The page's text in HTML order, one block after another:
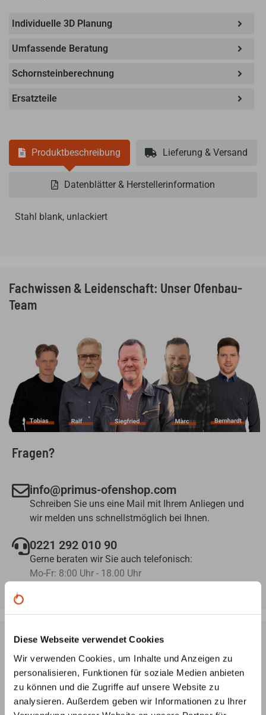
Diese Webseite verwendet Cookies
Wir verwenden Cookies, um Inhalte und Anzeigen zu
personalisieren, Funktionen für soziale Medien anbieten
zu können und die Zugriffe auf unsere Website zu
analysieren. Außerdem geben wir Informationen zu Ihrer
Individuelle 3D Planung
Umfassende Beratung
Schornsteinberechnung
Ersatzteile
Produktbeschreibung Lieferung & Versand
Datenblätter & Herstellerinformation
Stahl blank, unlackiert
Fachwissen & Leidenschaft: Unser Ofenbau-
Team
Fragen?
info@primus-ofenshop.com
Schreiben Sie uns eine Mail mit Ihrem Anliegen und
wir melden uns schnellstmöglich bei Ihnen.
0221 292 010 90
Gerne beraten wir Sie auch telefonisch:
Mo-Fr: 8:00 Uhr - 18.00 Uhr
Ofenplanung per Videokonferenz
Lassen Sie sich von unseren Ofenbauern ein3D-Modell
Ihres Wunsch-Ofens erstellen – ganzunverbindlich und
kostenlos , nach Ihren Angaben und Vorstellungen.